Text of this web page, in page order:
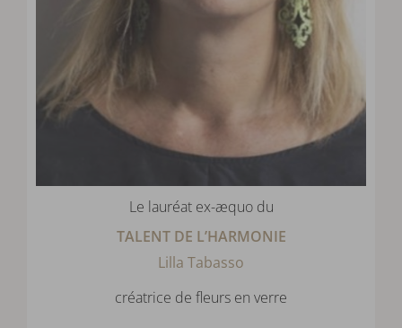
Le lauréat ex-æquo du
TALENT DE L’HARMONIE
Lilla Tabasso
créatrice de fleurs en verre